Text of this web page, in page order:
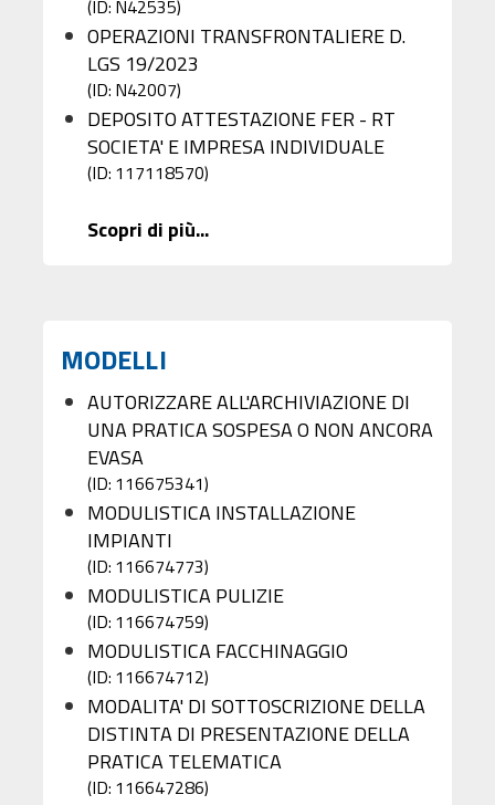
(ID: N42535)
OPERAZIONI TRANSFRONTALIERE D.
LGS 19/2023
(ID: N42007)
DEPOSITO ATTESTAZIONE FER - RT
SOCIETA' E IMPRESA INDIVIDUALE
(ID: 117118570)
Scopri di più...
MODELLI
AUTORIZZARE ALL'ARCHIVIAZIONE DI
UNA PRATICA SOSPESA O NON ANCORA
EVASA
(ID: 116675341)
MODULISTICA INSTALLAZIONE
IMPIANTI
(ID: 116674773)
MODULISTICA PULIZIE
(ID: 116674759)
MODULISTICA FACCHINAGGIO
(ID: 116674712)
MODALITA' DI SOTTOSCRIZIONE DELLA
DISTINTA DI PRESENTAZIONE DELLA
PRATICA TELEMATICA
(ID: 116647286)